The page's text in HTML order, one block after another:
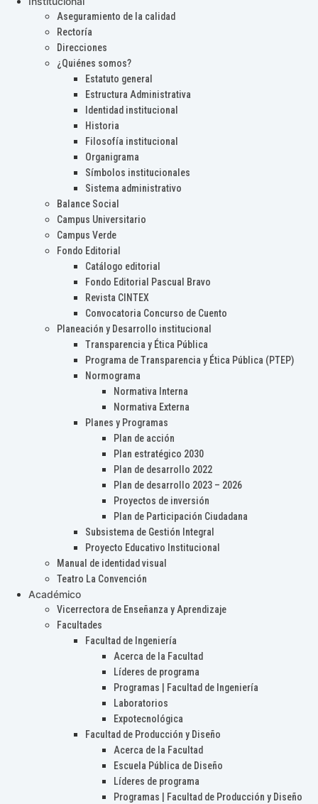
Aseguramiento de la calidad
Rectoría
Direcciones
¿Quiénes somos?
Estatuto general
Estructura Administrativa
Identidad institucional
Historia
Filosofía institucional
Organigrama
Símbolos institucionales
Sistema administrativo
Balance Social
Campus Universitario
Campus Verde
Fondo Editorial
Catálogo editorial
Fondo Editorial Pascual Bravo
Revista CINTEX
Convocatoria Concurso de Cuento
Planeación y Desarrollo institucional
Transparencia y Ética Pública
Programa de Transparencia y Ética Pública (PTEP)
Normograma
Normativa Interna
Normativa Externa
Planes y Programas
Plan de acción
Plan estratégico 2030
Plan de desarrollo 2022
Plan de desarrollo 2023 – 2026
Proyectos de inversión
Plan de Participación Ciudadana
Subsistema de Gestión Integral
Proyecto Educativo Institucional
Manual de identidad visual
Teatro La Convención
Académico
Vicerrectora de Enseñanza y Aprendizaje
Facultades
Facultad de Ingeniería
Acerca de la Facultad
Líderes de programa
Programas | Facultad de Ingeniería
Laboratorios
Expotecnológica
Facultad de Producción y Diseño
Acerca de la Facultad
Escuela Pública de Diseño
Líderes de programa
Programas | Facultad de Producción y Diseño